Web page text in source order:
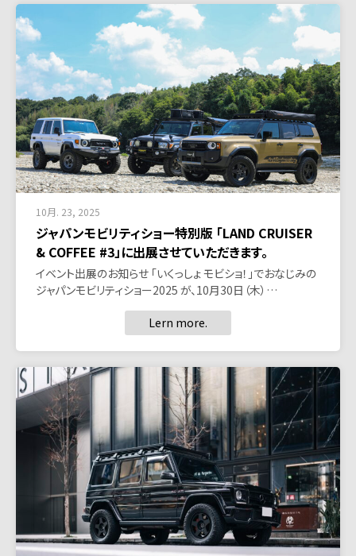
10月. 23, 2025
ジャパンモビリティショー特別版 「LAND CRUISER
& COFFEE #3」に出展させていただきます。
イベント出展のお知らせ 「いくっしょ モビショ！」でおなじみの
ジャパンモビリティショー2025 が、10月30日（木）…
Lern more.